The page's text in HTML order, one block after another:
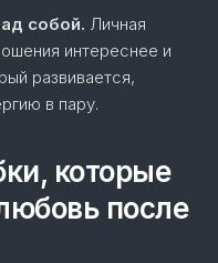
собой. Личная
интереснее и
развивается,
в пару.
которые
после